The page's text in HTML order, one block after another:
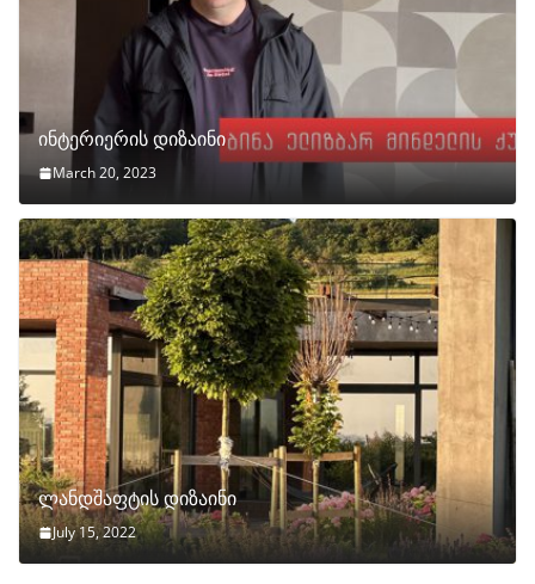
ინტერიერის დიზაინი
March 20, 2023
ლანდშაფტის დიზაინი
July 15, 2022